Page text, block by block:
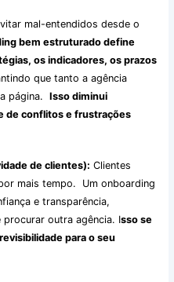
mal-entendidos desde o
bem estruturado define
os indicadores, os prazos
que tanto a agência
página. Isso diminui
de conflitos e frustrações
de clientes): Clientes
mais tempo. Um onboarding
e transparência,
procurar outra agência. Isso se
para o seu